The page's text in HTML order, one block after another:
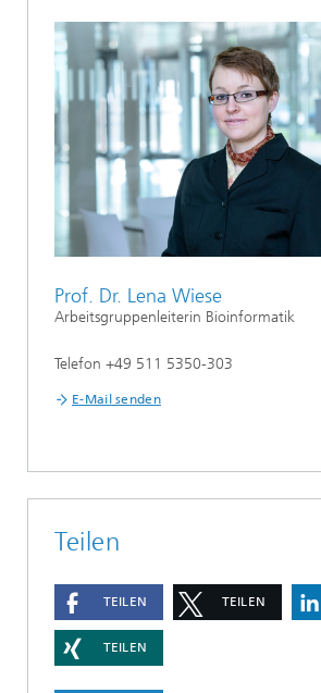
Prof. Dr. Lena Wiese
Arbeitsgruppenleiterin Bioinformatik
Telefon +49 511 5350-303
E-Mail senden
Teilen
TEILEN TEILEN
TEILEN